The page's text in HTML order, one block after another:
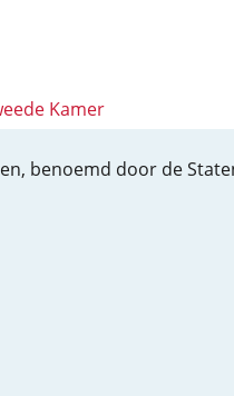
Kamer
benoemd door de